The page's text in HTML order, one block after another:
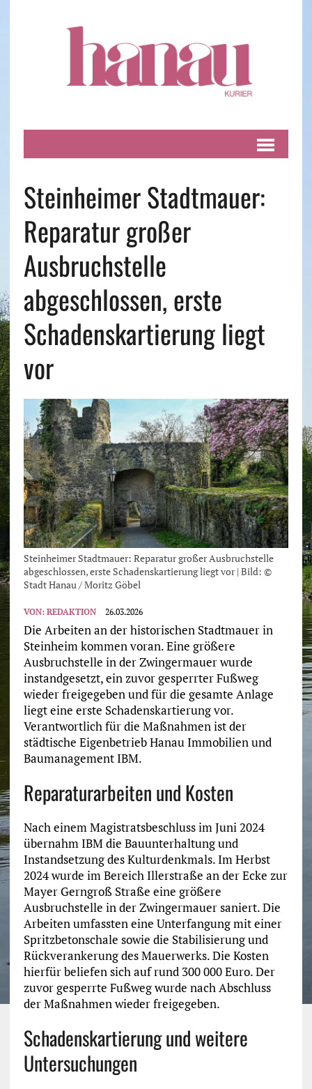
Steinheimer Stadtmauer:
Reparatur großer
Ausbruchstelle
abgeschlossen, erste
Schadenskartierung liegt
vor
Steinheimer Stadtmauer: Reparatur großer Ausbruchstelle
abgeschlossen, erste Schadenskartierung liegt vor | Bild: ©
Stadt Hanau / Moritz Göbel
VON: REDAKTION 26.03.2026
Die Arbeiten an der historischen Stadtmauer in
Steinheim kommen voran. Eine größere
Ausbruchstelle in der Zwingermauer wurde
instandgesetzt, ein zuvor gesperrter Fußweg
wieder freigegeben und für die gesamte Anlage
liegt eine erste Schadenskartierung vor.
Verantwortlich für die Maßnahmen ist der
städtische Eigenbetrieb Hanau Immobilien und
Baumanagement IBM.
Reparaturarbeiten und Kosten
Nach einem Magistratsbeschluss im Juni 2024
übernahm IBM die Bauunterhaltung und
Instandsetzung des Kulturdenkmals. Im Herbst
2024 wurde im Bereich Illerstraße an der Ecke zur
Mayer Gerngroß Straße eine größere
Ausbruchstelle in der Zwingermauer saniert. Die
Arbeiten umfassten eine Unterfangung mit einer
Spritzbetonschale sowie die Stabilisierung und
Rückverankerung des Mauerwerks. Die Kosten
hierfür beliefen sich auf rund 300 000 Euro. Der
zuvor gesperrte Fußweg wurde nach Abschluss
der Maßnahmen wieder freigegeben.
Schadenskartierung und weitere
Untersuchungen